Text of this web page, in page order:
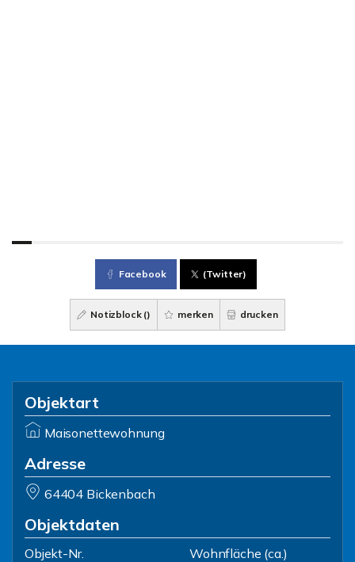
Facebook (Twitter)
Notizblock () merken drucken
Objektart
Maisonettewohnung
Adresse
64404 Bickenbach
Objektdaten
Objekt-Nr.
Wohnfläche (ca.)